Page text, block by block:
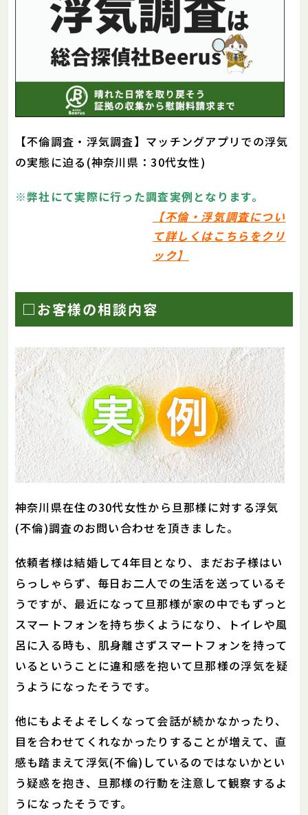
【不倫調査・浮気調査】マッチングアプリでの浮気
の実態に迫る(神奈川県：30代女性)
※弊社にて実際に行った調査実例となります。
【不倫・浮気調査につい
て詳しくはこちらをクリ
ック】
□お客様の相談内容
神奈川県在住の30代女性から旦那様に対する浮気
(不倫)調査のお問い合わせを頂きました。
依頼者様は結婚して4年目となり、まだお子様はい
らっしゃらず、毎日お二人での生活を送っているそ
うですが、最近になって旦那様が家の中でもずっと
スマートフォンを持ち歩くようになり、トイレや風
呂に入る時も、肌身離さずスマートフォンを持って
いるということに違和感を抱いて旦那様の浮気を疑
うようになったそうです。
他にもよそよそしくなって会話が続かなかったり、
目を合わせてくれなかったりすることが増えて、直
感も踏まえて浮気(不倫)しているのではないかとい
う疑惑を抱き、旦那様の行動を注意して観察するよ
うになったそうです。